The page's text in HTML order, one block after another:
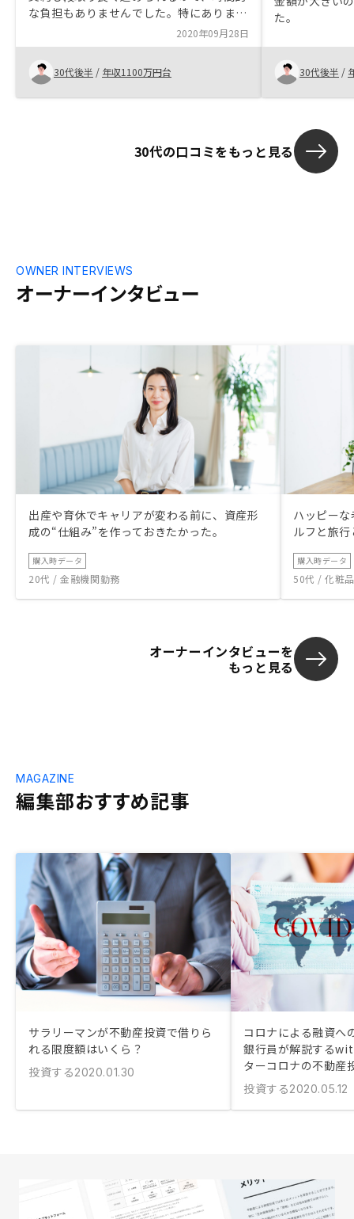
な負担もありませんでした。特にありませ
2020年09月28日
30代後半 / 年収1100万円台
た。
30代後半 /
30代の口コミをもっと見る
オーナーインタビュー
OWNER INTERVIEWS
出産や育休でキャリアが変わる前に、資産形
成の“仕組み”を作っておきたかった。
購入時データ
20代 / 金融機関勤務
ハッピー
ルフと旅
購入時データ
50代 / 化粧
オーナーインタビューを
もっと見る
編集部おすすめ記事
MAGAZINE
サラリーマンが不動産投資で借りら
れる限度額はいくら？
投資する2020.01.30
コロナによる融資へ
銀行員が解説する
ターコロナの不動産
投資する2020.05.12